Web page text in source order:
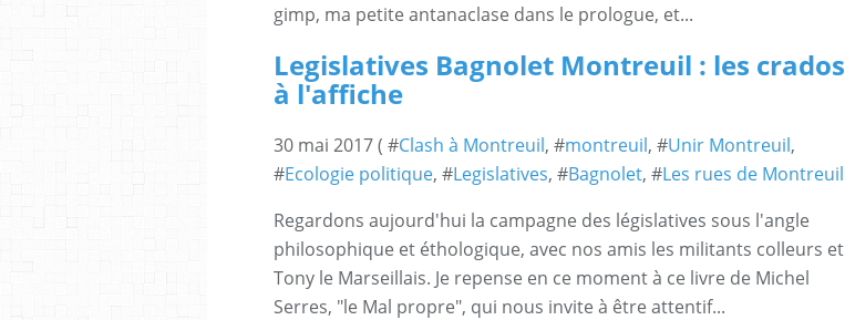
gimp, ma petite antanaclase dans le prologue, et...
Legislatives Bagnolet Montreuil : les crados
à l'affiche
30 mai 2017 ( #Clash à Montreuil, #montreuil, #Unir Montreuil,
#Ecologie politique, #Legislatives, #Bagnolet, #Les rues de Montreuil
Regardons aujourd'hui la campagne des législatives sous l'angle
philosophique et éthologique, avec nos amis les militants colleurs et
Tony le Marseillais. Je repense en ce moment à ce livre de Michel
Serres, "le Mal propre", qui nous invite à être attentif...